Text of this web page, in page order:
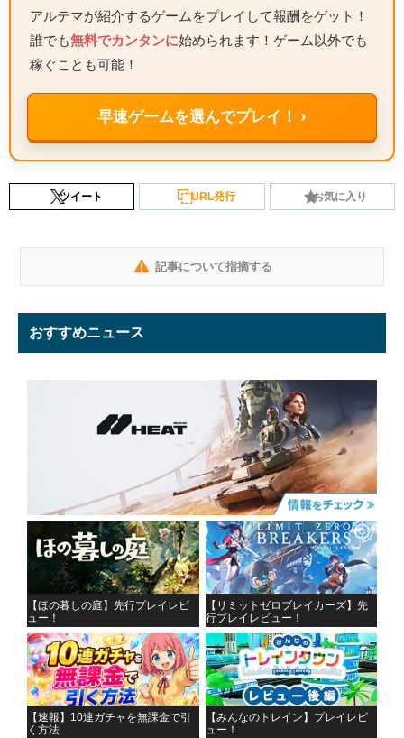
アルテマが紹介するゲームをプレイして報酬をゲット！
誰でも無料でカンタンに始められます！ゲーム以外でも
稼ぐことも可能！
早速ゲームを選んでプレイ！ ›
ツイート URL発行 お気に入り
記事について指摘する
おすすめニュース
【ほの暮しの庭】先行プレイレビ
ュー！
【リミットゼロブレイカーズ】先
行プレイレビュー！
【速報】10連ガチャを無課金で引
く方法
【みんなのトレイン】プレイレビ
ュー！